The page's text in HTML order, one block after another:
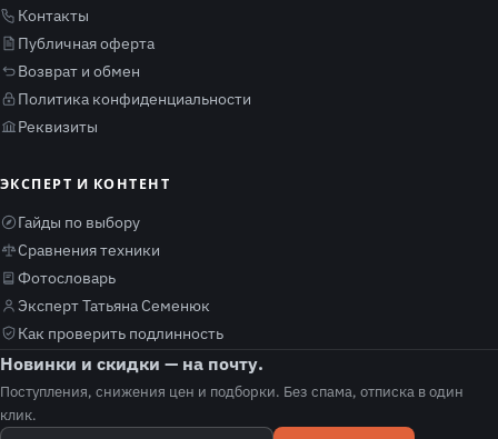
Контакты
Публичная оферта
Возврат и обмен
Политика конфиденциальности
Реквизиты
ЭКСПЕРТ И КОНТЕНТ
Гайды по выбору
Сравнения техники
Фотословарь
Эксперт Татьяна Семенюк
Как проверить подлинность
Новинки и скидки — на почту.
Поступления, снижения цен и подборки. Без спама, отписка в один
клик.